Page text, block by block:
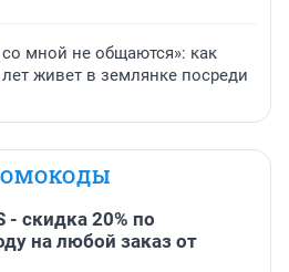
мной не общаются»: как
живет в землянке посреди
- скидка 20% по
на любой заказ от